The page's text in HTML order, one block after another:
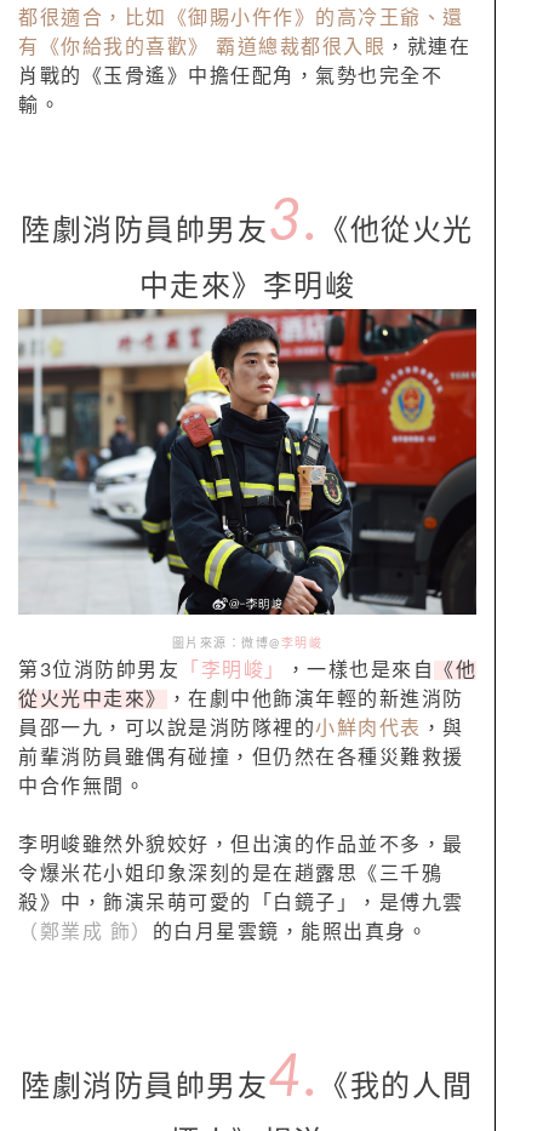
都很適合，比如《御賜小仵作》的高冷王爺、還
有《你給我的喜歡》 霸道總裁都很入眼 ，就連在
肖戰的《玉骨遙》中擔任配角，氣勢也完全不
輸。
陸劇消防員帥男友3.
《他從火光
中走來》李明峻
圖片來源：微博@ 李明峻
第3位消防帥男友 「李明峻」 ，一樣也是來自
《他
從火光中走來》
，在劇中他飾演年輕的新進消防
員邵一九，可以說是消防隊裡的小鮮肉代表 ，與
前輩消防員雖偶有碰撞，但仍然在各種災難救援
中合作無間。
李明峻雖然外貌姣好，但出演的作品並不多，最
令爆米花小姐印象深刻的是在趙露思《三千鴉
殺》中，飾演呆萌可愛的「白鏡子」，是傅九雲
（鄭業成 飾）
的白月星雲鏡，能照出真身。
陸劇消防員帥男友4.
《我的人間